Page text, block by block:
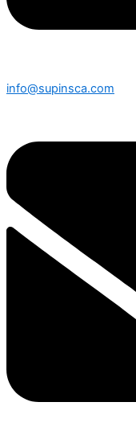
info@supinsca.com